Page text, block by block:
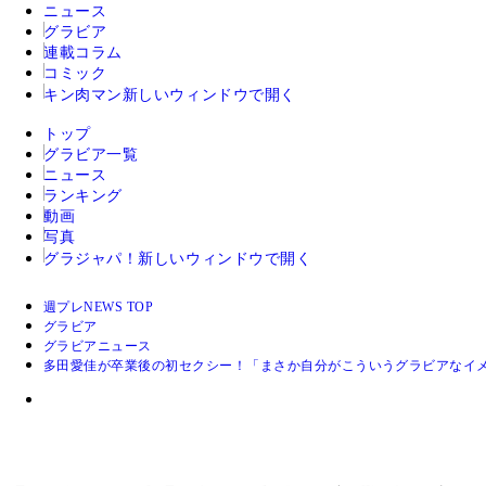
ニュース
グラビア
連載コラム
コミック
キン肉マン 新しいウィンドウで開く
トップ
グラビア一覧
ニュース
ランキング
動画
写真
グラジャパ！ 新しいウィンドウで開く
週プレNEWS TOP
グラビア
グラビアニュース
多田愛佳が卒業後の初セクシー！「まさか自分がこういうグラビアなイ